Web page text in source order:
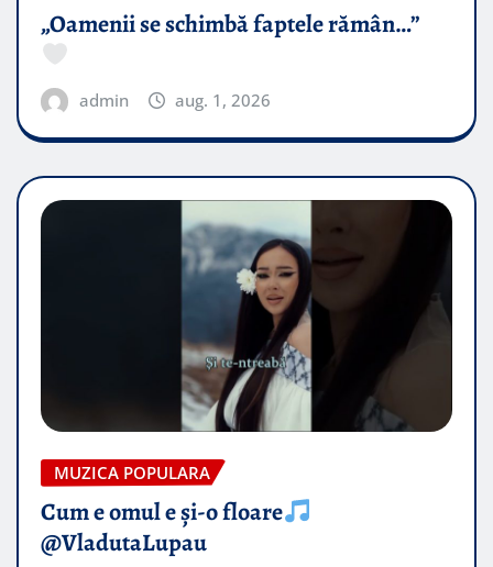
„Oamenii se schimbă faptele rămân…”
admin aug. 1, 2026
MUZICA POPULARA
Cum e omul e și-o floare
@VladutaLupau